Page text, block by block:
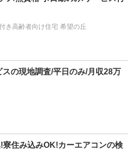
き高齢者向け住宅 希望の丘
の現地調査/平日のみ/月収28万
住み込みOK!カーエアコンの検